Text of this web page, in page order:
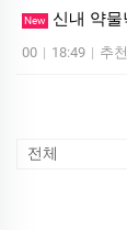
New 신내 약
00 | 18:49 | 추